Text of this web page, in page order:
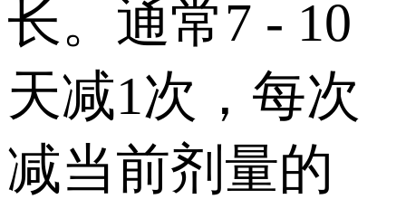
长。通常7 - 10
天减1次，每次
减当前剂量的